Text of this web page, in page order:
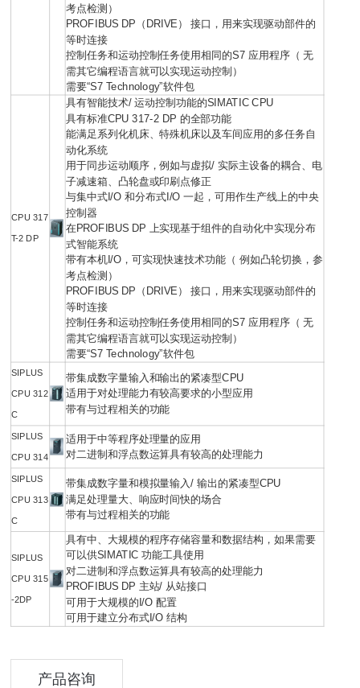
考点检测）
PROFIBUS DP（DRIVE） 接口，用来实现驱动部件的
等时连接
控制任务和运动控制任务使用相同的S7 应用程序（ 无
需其它编程语言就可以实现运动控制）
需要“S7 Technology”软件包
CPU 317
T-2 DP
具有智能技术/ 运动控制功能的SIMATIC CPU
具有标准CPU 317-2 DP 的全部功能
能满足系列化机床、特殊机床以及车间应用的多任务自
动化系统
用于同步运动顺序，例如与虚拟/ 实际主设备的耦合、电
子减速箱、凸轮盘或印刷点修正
与集中式I/O 和分布式I/O 一起，可用作生产线上的中央
控制器
在PROFIBUS DP 上实现基于组件的自动化中实现分布
式智能系统
带有本机I/O，可实现快速技术功能（ 例如凸轮切换，参
考点检测）
PROFIBUS DP（DRIVE） 接口，用来实现驱动部件的
等时连接
控制任务和运动控制任务使用相同的S7 应用程序（ 无
需其它编程语言就可以实现运动控制）
需要“S7 Technology”软件包
SIPLUS
CPU 312
C
带集成数字量输入和输出的紧凑型CPU
适用于对处理能力有较高要求的小型应用
带有与过程相关的功能
SIPLUS
CPU 314
适用于中等程序处理量的应用
对二进制和浮点数运算具有较高的处理能力
SIPLUS
CPU 313
C
带集成数字量和模拟量输入/ 输出的紧凑型CPU
满足处理量大、响应时间快的场合
带有与过程相关的功能
SIPLUS
CPU 315
-2DP
具有中、大规模的程序存储容量和数据结构，如果需要
可以供SIMATIC 功能工具使用
对二进制和浮点数运算具有较高的处理能力
PROFIBUS DP 主站/ 从站接口
可用于大规模的I/O 配置
可用于建立分布式I/O 结构
产品咨询